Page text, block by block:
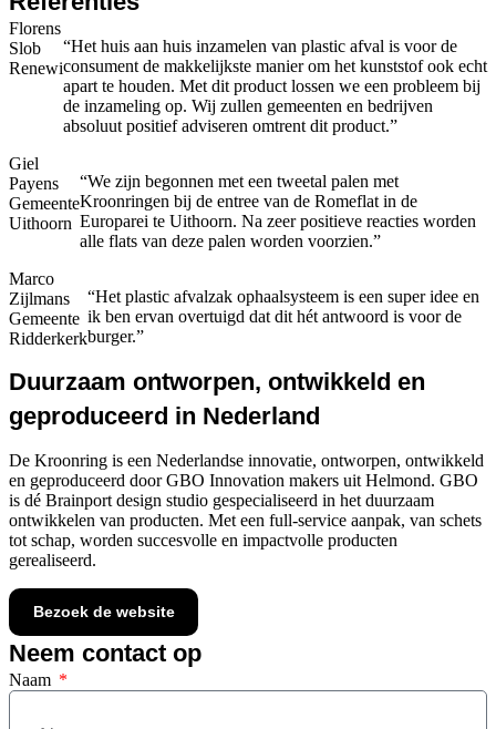
Florens
Slob
Renewi
“Het huis aan huis inzamelen van plastic afval is voor de
consument de makkelijkste manier om het kunststof ook echt
apart te houden. Met dit product lossen we een probleem bij
de inzameling op. Wij zullen gemeenten en bedrijven
absoluut positief adviseren omtrent dit product.”
Giel
Payens
Gemeente
Uithoorn
“We zijn begonnen met een tweetal palen met
Kroonringen bij de entree van de Romeflat in de
Europarei te Uithoorn. Na zeer positieve reacties worden
alle flats van deze palen worden voorzien.”
Marco
Zijlmans
Gemeente
Ridderkerk
“Het plastic afvalzak ophaalsysteem is een super idee en
ik ben ervan overtuigd dat dit hét antwoord is voor de
burger.”
Duurzaam ontworpen, ontwikkeld en
geproduceerd in Nederland
De Kroonring is een Nederlandse innovatie, ontworpen, ontwikkeld
en geproduceerd door GBO Innovation makers uit Helmond. GBO
is dé Brainport design studio gespecialiseerd in het duurzaam
ontwikkelen van producten. Met een full-service aanpak, van schets
tot schap, worden succesvolle en impactvolle producten
gerealiseerd.
Bezoek de website
Neem contact op
Naam